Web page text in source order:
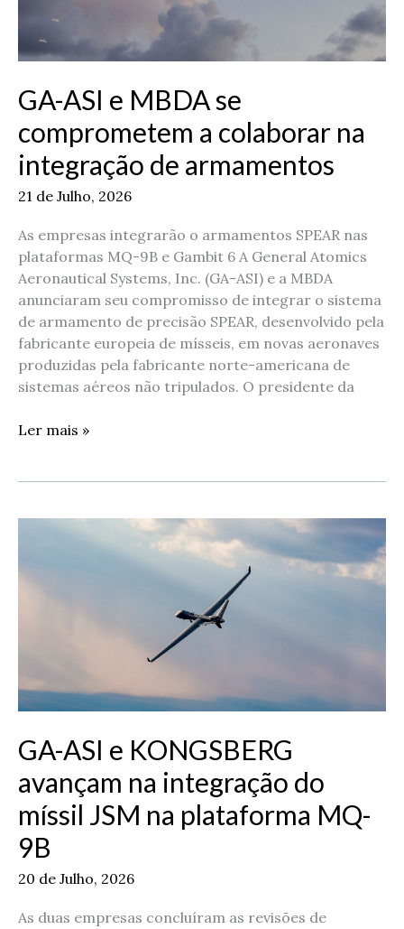
GA-ASI e MBDA se
comprometem a colaborar na
integração de armamentos
21 de Julho, 2026
As empresas integrarão o armamentos SPEAR nas
plataformas MQ-9B e Gambit 6 A General Atomics
Aeronautical Systems, Inc. (GA-ASI) e a MBDA
anunciaram seu compromisso de integrar o sistema
de armamento de precisão SPEAR, desenvolvido pela
fabricante europeia de mísseis, em novas aeronaves
produzidas pela fabricante norte-americana de
sistemas aéreos não tripulados. O presidente da
integração
armamentos
Ler mais »
GA-ASI e KONGSBERG
avançam na integração do
míssil JSM na plataforma MQ-
9B
20 de Julho, 2026
As duas empresas concluíram as revisões de
e
do
míssil
na
plataforma
MQ-
9B